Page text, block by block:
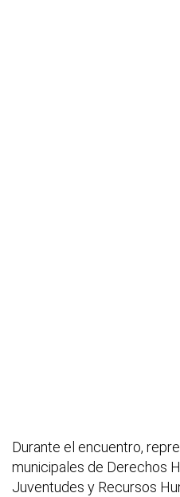
Durante el encuentro,
municipales de Derechos
Juventudes y Recursos